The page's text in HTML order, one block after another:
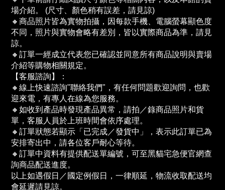
場介紹。 (尺寸、顏色稍有誤差，請見諒)
🔸商品照片皆為實物拍攝，因每款手機、電腦螢幕顯色度
不同，照片與實物會略有差別，皆以實際商品為準，請見
諒。
🔸訂單一經成立代表您已確認並同意所有商品說明與賣場
介紹等購物相關規定。
【客服諮詢】：
🔸線上快速諮詢"聯絡我們"，有任何問題歡迎詢問，也歡
迎來電，有專人在線為您服務。
🔸如收到產品時發現產品異常，請拍／錄商品照片和貨
單，客服人員於上班時間會依序處理。
🔸訂單狀態若顯示「已完成／發貨中」，表示此訂單已為
安排寄出中，請各位客戶耐心等待。
🔸訂單中資料有提供配送單編號，可至黑貓宅急便官網查
詢商品配送進度。
以上如遇假日／國定例假日，一律順延，物流收取配送均
會延遲請見諒。